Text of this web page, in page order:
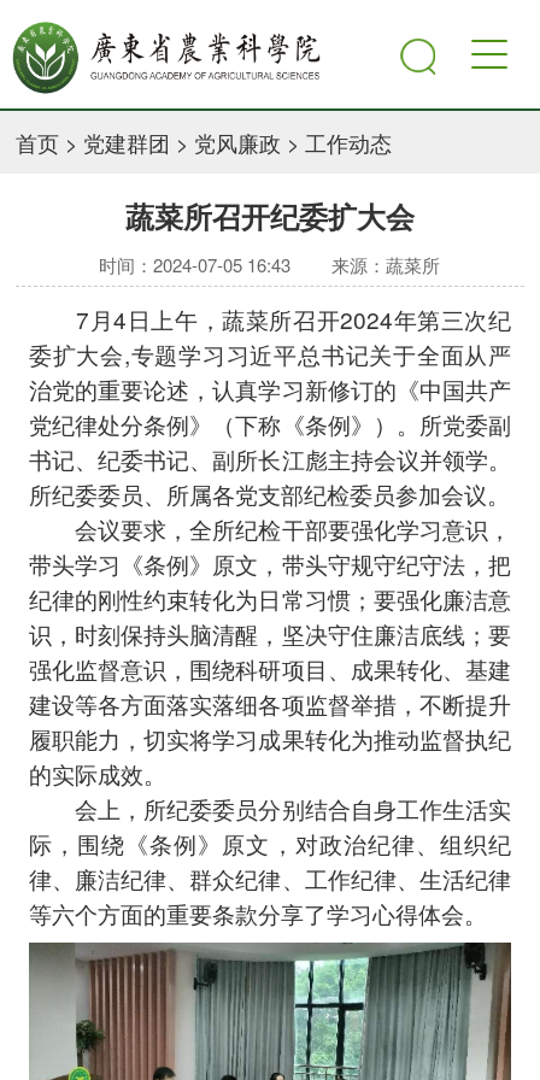
首页 > 党建群团 > 党风廉政 > 工作动态
蔬菜所召开纪委扩大会
时间：2024-07-05 16:43 来源：蔬菜所
7月4日上午，蔬菜所召开2024年第三次纪
委扩大会,专题学习习近平总书记关于全面从严
治党的重要论述，认真学习新修订的《中国共产
党纪律处分条例》（下称《条例》）。所党委副
书记、纪委书记、副所长江彪主持会议并领学。
所纪委委员、所属各党支部纪检委员参加会议。
会议要求，全所纪检干部要强化学习意识，
带头学习《条例》原文，带头守规守纪守法，把
纪律的刚性约束转化为日常习惯；要强化廉洁意
识，时刻保持头脑清醒，坚决守住廉洁底线；要
强化监督意识，围绕科研项目、成果转化、基建
建设等各方面落实落细各项监督举措，不断提升
履职能力，切实将学习成果转化为推动监督执纪
的实际成效。
会上，所纪委委员分别结合自身工作生活实
际，围绕《条例》原文，对政治纪律、组织纪
律、廉洁纪律、群众纪律、工作纪律、生活纪律
等六个方面的重要条款分享了学习心得体会。